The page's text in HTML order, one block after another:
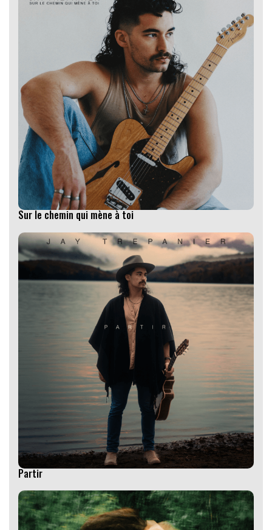
Sur le chemin qui mène à toi
Partir